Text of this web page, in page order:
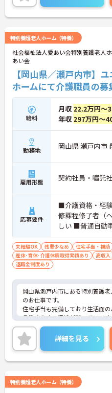
特別養護老人ホーム（特養）
社会福祉法人愛あい会特別養護老人
あい会
【岡山県／瀬戸内市】
ホームにて介護職員の
給料
月収 22.2万円～
年収 297万円～
勤務地 岡山県 瀬戸内市
雇用形態 契約社員・嘱託
応募要件
■介護資格・経
修課程修了者（
しい ■普通自動
未経験OK 残業少なめ 住宅手当・補助
産休･育休･介護休暇取得実績あり
高収入
退職金制度あり
岡山県瀬戸内市にある特別養護
のお仕事です。
住宅手当も完備しており生活面
◎働きやすい環境が整っています
ご興味がある方は是非一度マイ
せください。さらに詳細などお
詳細を見る
特別養護老人ホーム（特養）